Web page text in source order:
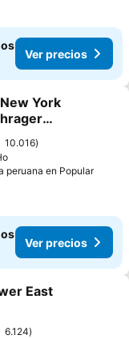
Ver precios
York
10.016
peruana en PopularVer
Ver precios
East
6.124